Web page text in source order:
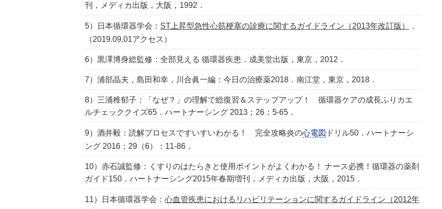
刊，メディカ出版，大阪，1992．
5）日本循環器学会： ST上昇型急性心筋梗塞の診療に関するガイドライン（2013年改訂版）
．
（2019.09.01アクセス）
6）黒澤博身総監修：全部見える 循環器疾患．成美堂出版，東京，2012．
7）浦部晶夫，島田和幸，川合眞一編：今日の治療薬2018．南江堂，東京，2018．
8）三浦稚郁子：「なぜ？」の理解で総復習＆ステップアップ！ 循環器ケアの成長ふりカエ
ルチェッククイズ65．ハートナーシング 2013；26：5-65．
9）酒井毅：読解プロセスですいすいわかる！ 完全攻略炎の心電図 ドリル50．ハートナーシ
ング 2016；29（6）：11-86．
10）赤石誠監修：くすりのはたらきと使用ポイントがよくわかる！ ナース必携！循環器の薬剤
ガイド150．ハートナーシング2015年春期増刊，メディカ出版，大阪，2015．
11）日本循環器学会： 心血管疾患におけるリハビリテーションに関するガイドライン（2012年